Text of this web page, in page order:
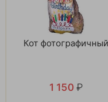
Кот фотографичный
1 150 ₽